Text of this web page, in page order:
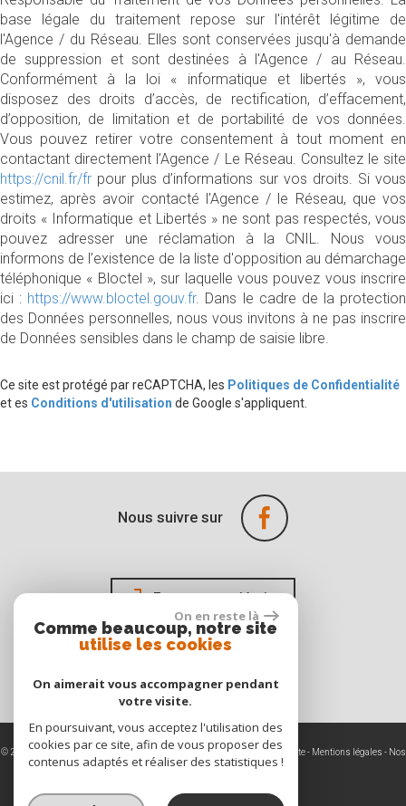
base légale du traitement repose sur l'intérêt légitime de
l'Agence / du Réseau. Elles sont conservées jusqu'à demande
de suppression et sont destinées à l'Agence / au Réseau.
Conformément à la loi « informatique et libertés », vous
disposez des droits d’accès, de rectification, d’effacement,
d’opposition, de limitation et de portabilité de vos données.
Vous pouvez retirer votre consentement à tout moment en
contactant directement l’Agence / Le Réseau. Consultez le site
https://cnil.fr/fr pour plus d’informations sur vos droits. Si vous
estimez, après avoir contacté l'Agence / le Réseau, que vos
droits « Informatique et Libertés » ne sont pas respectés, vous
pouvez adresser une réclamation à la CNIL. Nous vous
informons de l’existence de la liste d'opposition au démarchage
téléphonique « Bloctel », sur laquelle vous pouvez vous inscrire
ici : https://www.bloctel.gouv.fr. Dans le cadre de la protection
des Données personnelles, nous vous invitons à ne pas inscrire
de Données sensibles dans le champ de saisie libre.
Ce site est protégé par reCAPTCHA, les Politiques de Confidentialité
et es Conditions d'utilisation de Google s'appliquent.
Nous suivre sur
Espace propriétaire
© 2026 | Tous droits réservés | Traduction powered by Google - Plan du site- Mentions légales - Nos
honoraires- Partenaires-Admin
On en reste là
Comme beaucoup, notre site
utilise les cookies
On aimerait vous accompagner pendant
votre visite.
En poursuivant, vous acceptez l'utilisation des
cookies par ce site, afin de vous proposer des
contenus adaptés et réaliser des statistiques !